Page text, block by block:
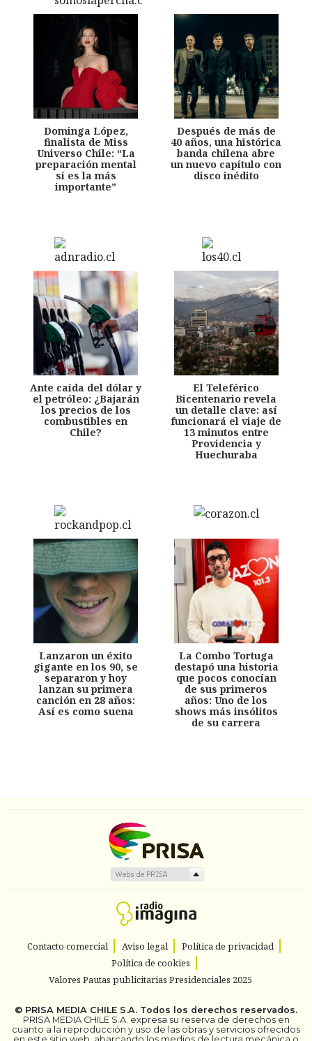
Dominga López,
finalista de Miss
Universo Chile: “La
preparación mental
sí es la más
importante”
Después de más de
40 años, una histórica
banda chilena abre
un nuevo capítulo con
disco inédito
Ante caída del dólar y
el petróleo: ¿Bajarán
los precios de los
combustibles en
Chile?
El Teleférico
Bicentenario revela
un detalle clave: así
funcionará el viaje de
13 minutos entre
Providencia y
Huechuraba
Lanzaron un éxito
gigante en los 90, se
separaron y hoy
lanzan su primera
canción en 28 años:
Así es como suena
La Combo Tortuga
destapó una historia
que pocos conocían
de sus primeros
años: Uno de los
shows más insólitos
de su carrera
Contacto comercial Aviso legal
Política de privacidad
Política de cookies
Valores Pautas publicitarias Presidenciales 2025
© PRISA MEDIA CHILE S.A. Todos los derechos reservados.
PRISA MEDIA CHILE S.A. expresa su reserva de derechos en
cuanto a la reproducción y uso de las obras y servicios ofrecidos